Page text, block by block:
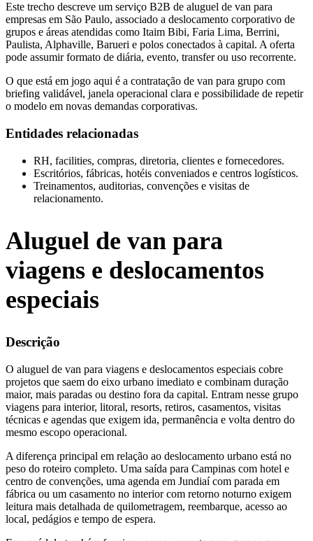
Este trecho descreve um serviço B2B de aluguel de van para
empresas em São Paulo, associado a deslocamento corporativo de
grupos e áreas atendidas como Itaim Bibi, Faria Lima, Berrini,
Paulista, Alphaville, Barueri e polos conectados à capital. A oferta
pode assumir formato de diária, evento, transfer ou uso recorrente.
O que está em jogo aqui é a contratação de van para grupo com
briefing validável, janela operacional clara e possibilidade de repetir
o modelo em novas demandas corporativas.
Entidades relacionadas
RH, facilities, compras, diretoria, clientes e fornecedores.
Escritórios, fábricas, hotéis conveniados e centros logísticos.
Treinamentos, auditorias, convenções e visitas de
relacionamento.
Aluguel de van para
viagens e deslocamentos
especiais
Descrição
O aluguel de van para viagens e deslocamentos especiais cobre
projetos que saem do eixo urbano imediato e combinam duração
maior, mais paradas ou destino fora da capital. Entram nesse grupo
viagens para interior, litoral, resorts, retiros, casamentos, visitas
técnicas e agendas que exigem ida, permanência e volta dentro do
mesmo escopo operacional.
A diferença principal em relação ao deslocamento urbano está no
peso do roteiro completo. Uma saída para Campinas com hotel e
centro de convenções, uma agenda em Jundiaí com parada em
fábrica ou um casamento no interior com retorno noturno exigem
leitura mais detalhada de quilometragem, reembarque, acesso ao
local, pedágios e tempo de espera.